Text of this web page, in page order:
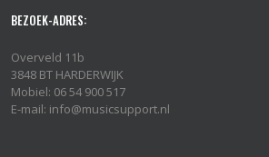
BEZOEK-ADRES:
Overveld 11b
3848 BT HARDERWIJK
Mobiel: 06 54 900 517
E-mail: info@musicsupport.nl